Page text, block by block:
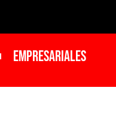
Empresariales